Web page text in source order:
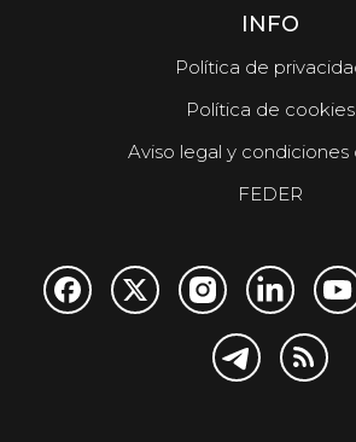
INFO
Política de
Política de cookies
Aviso legal y condiciones
FEDER